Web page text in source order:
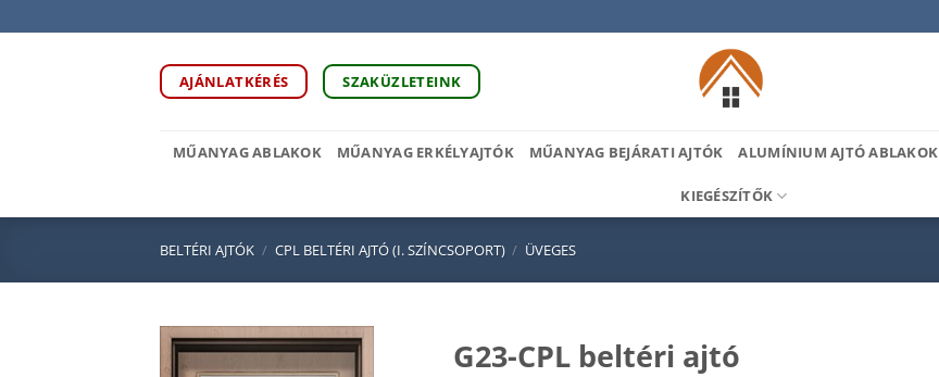
to
AJÁNLATKÉRÉS SZAKÜZLETEINK
MŰANYAG ABLAKOK MŰANYAG ERKÉLYAJTÓK MŰANYAG BEJÁRATI AJTÓK ALUMÍNIUM AJTÓ ABLAKOK
KIEGÉSZÍTŐK
BELTÉRI AJTÓK / CPL BELTÉRI AJTÓ (I. SZÍNCSOPORT) / ÜVEGES
G23-CPL beltéri ajtó